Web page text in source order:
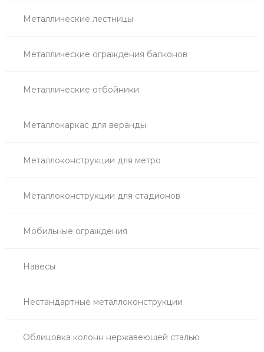
Металлические лестницы
Металлические ограждения балконов
Металлические отбойники
Металлокаркас для веранды
Металлоконструкции для метро
Металлоконструкции для стадионов
Мобильные ограждения
Навесы
Нестандартные металлоконструкции
Облицовка колонн нержавеющей сталью